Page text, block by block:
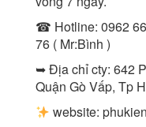
☎ Hotline: 0962
76 ( Mr:Bình )
➥ Địa chỉ cty: 642
Quận Gò Vấp, Tp
website: